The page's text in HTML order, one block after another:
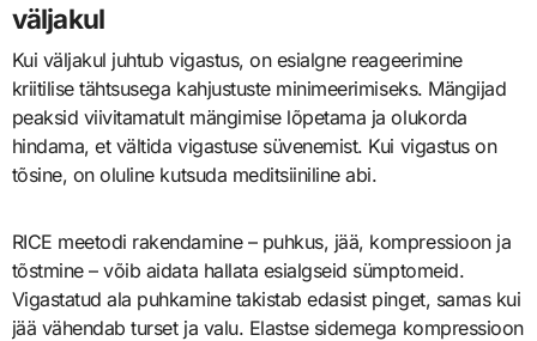
väljakul
Kui väljakul juhtub vigastus, on esialgne reageerimine
kriitilise tähtsusega kahjustuste minimeerimiseks. Mängijad
peaksid viivitamatult mängimise lõpetama ja olukorda
hindama, et vältida vigastuse süvenemist. Kui vigastus on
tõsine, on oluline kutsuda meditsiiniline abi.
RICE meetodi rakendamine – puhkus, jää, kompressioon ja
tõstmine – võib aidata hallata esialgseid sümptomeid.
Vigastatud ala puhkamine takistab edasist pinget, samas kui
jää vähendab turset ja valu. Elastse sidemega kompressioon